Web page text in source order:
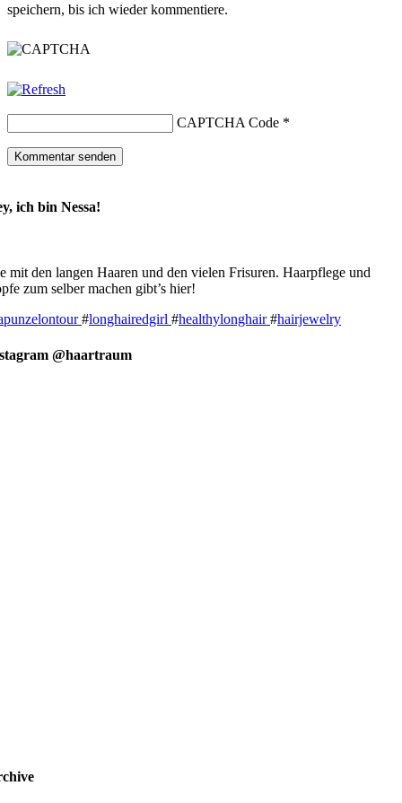
speichern, bis ich wieder kommentiere.
CAPTCHA Code *
ich bin Nessa!
mit den langen Haaren und den vielen Frisuren. Haarpflege und
zum selber machen gibt’s hier!
#longhairedgirl #healthylonghair#hairjewelry
@haartraum